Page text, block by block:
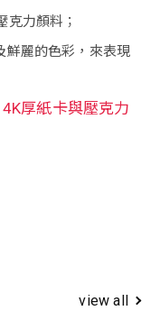
克力顏料；
鮮麗的色彩，來表現
厚紙卡與壓克力
view all